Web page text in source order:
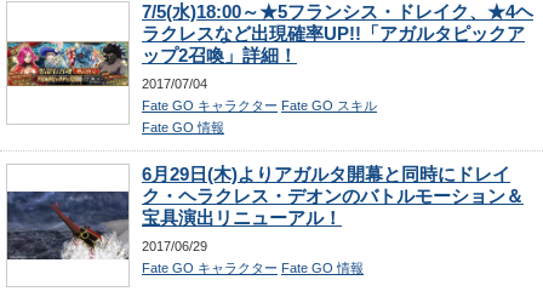
7/5(水)18:00～★5フランシス・ドレイク、★4ヘ
ラクレスなど出現確率UP!!「アガルタピックア
ップ2召喚」詳細！
2017/07/04
Fate GO キャラクター Fate GO スキル
Fate GO 情報
6月29日(木)よりアガルタ開幕と同時にドレイ
ク・ヘラクレス・デオンのバトルモーション＆
宝具演出リニューアル！
2017/06/29
Fate GO キャラクター Fate GO 情報